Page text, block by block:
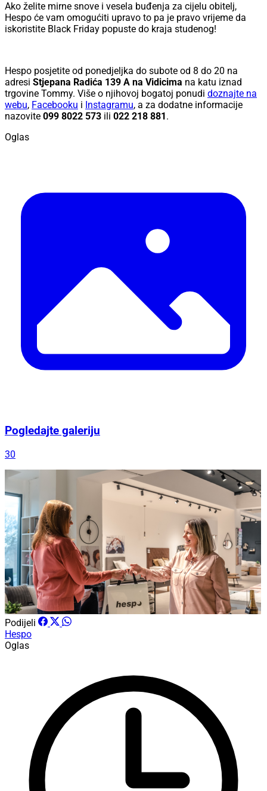
Ako želite mirne snove i vesela buđenja za cijelu obitelj,
Hespo će vam omogućiti upravo to pa je pravo vrijeme da
iskoristite Black Friday popuste do kraja studenog!
Hespo posjetite od ponedjeljka do subote od 8 do 20 na
adresi Stjepana Radića 139 A na Vidicima na katu iznad
trgovine Tommy. Više o njihovoj bogatoj ponudi doznajte na
webu, Facebooku i Instagramu, a za dodatne informacije
nazovite 099 8022 573 ili 022 218 881 .
Oglas
Pogledajte galeriju
30
Podijeli
Hespo
Oglas